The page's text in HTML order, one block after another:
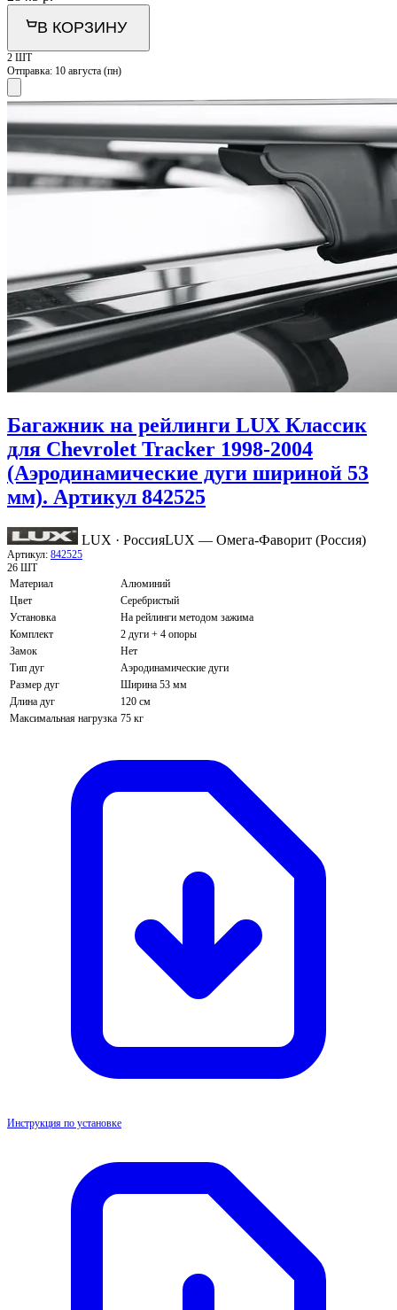
В КОРЗИНУ
2 ШТ
Отправка: 10 августа (пн)
Багажник на рейлинги LUX Классик
для Chevrolet Tracker 1998-2004
(Аэродинамические дуги шириной 53
мм). Артикул 842525
LUX · РоссияLUX — Омега-Фаворит (Россия)
Артикул: 842525
26 ШТ
Материал
Алюминий
Цвет
Серебристый
Установка
На рейлинги методом зажима
Комплект
2 дуги + 4 опоры
Замок
Нет
Тип дуг
Аэродинамические дуги
Размер дуг
Ширина 53 мм
Длина дуг
120 см
Максимальная нагрузка 75 кг
Инструкция по установке